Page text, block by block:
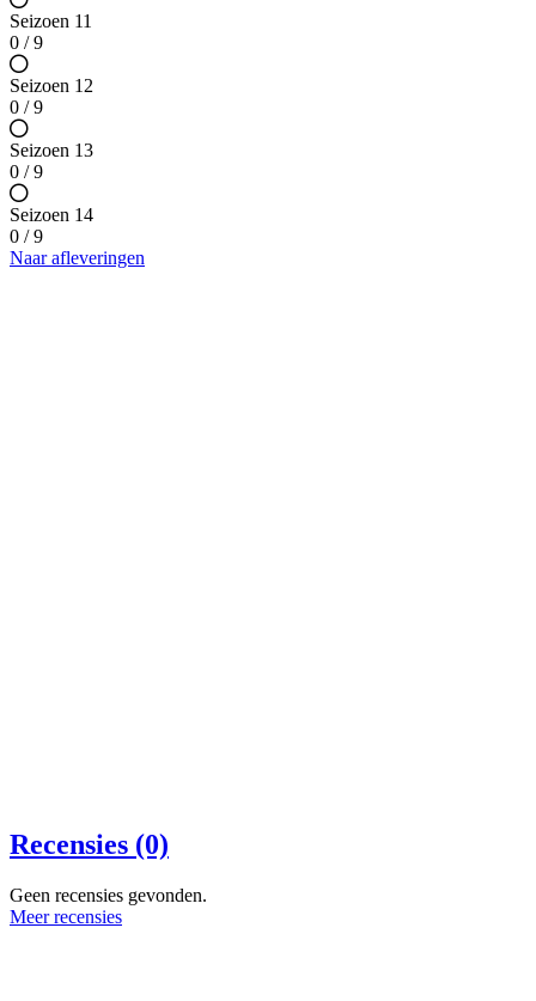
Seizoen 11
0 / 9
Seizoen 12
0 / 9
Seizoen 13
0 / 9
Seizoen 14
0 / 9
Naar afleveringen
Recensies (0)
Geen recensies gevonden.
Meer recensies